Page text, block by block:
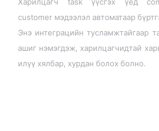
customer мэдээлэл автоматаар
Энэ интеграцийн тусламжтайгаар
ашиг нэмэгдэж, харилцагчидтай
илүү хялбар, хурдан болох болно.